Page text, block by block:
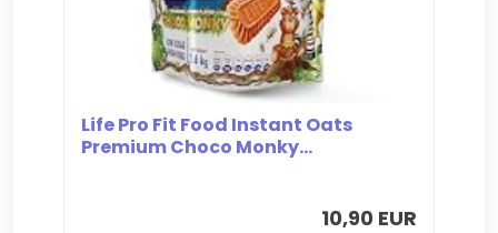
Life Pro Fit Food Instant Oats
Premium Choco Monky...
10,90 EUR